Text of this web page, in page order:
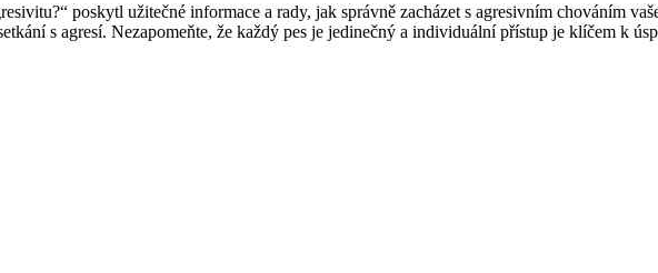
poskytl užitečné informace a rady, jak správně zacházet s agresivním chováním
s agresí. Nezapomeňte, že každý pes je jedinečný a individuální přístup je klíčem k